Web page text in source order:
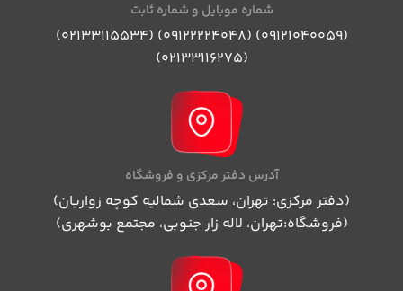
شماره موبایل و شماره ثابت
(09121040059) (09122224048) (02133115534)
(02133116275)
آدرس دفتر مرکزی و فروشگاه
(دفتر مرکزی: تهران، سعدی شمالیه کوچه زواریان)
(فروشگاه:تهران، لاله زار جنوبی، مجتمع بوشهری)